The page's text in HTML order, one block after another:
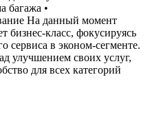
багажа •
На данный момент
бизнес-класс, фокусируясь
сервиса в эконом-сегменте.
улучшением своих услуг,
для всех категорий